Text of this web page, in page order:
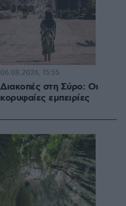
Διακοπές στη Σύρο: Οι
κορυφαίες εμπειρίες
06.08.2026, 15:55